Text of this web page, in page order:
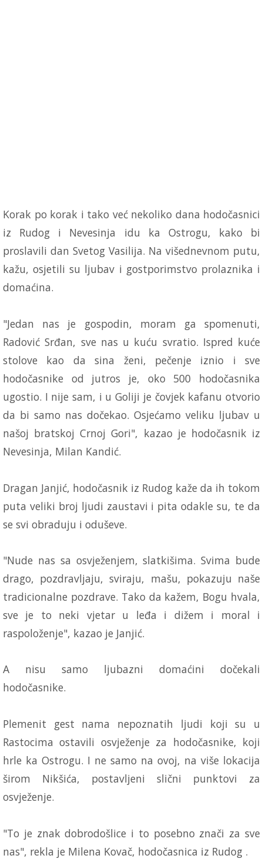
Korak po korak i tako već nekoliko dana hodočasnici
iz Rudog i Nevesinja idu ka Ostrogu, kako bi
proslavili dan Svetog Vasilija. Na višednevnom putu,
kažu, osjetili su ljubav i gostporimstvo prolaznika i
domaćina.
"Jedan nas je gospodin, moram ga spomenuti,
Radović Srđan, sve nas u kuću svratio. Ispred kuće
stolove kao da sina ženi, pečenje iznio i sve
hodočasnike od jutros je, oko 500 hodočasnika
ugostio. I nije sam, i u Goliji je čovjek kafanu otvorio
da bi samo nas dočekao. Osjećamo veliku ljubav u
našoj bratskoj Crnoj Gori", kazao je hodočasnik iz
Nevesinja, Milan Kandić.
Dragan Janjić, hodočasnik iz Rudog kaže da ih tokom
puta veliki broj ljudi zaustavi i pita odakle su, te da
se svi obraduju i oduševe.
"Nude nas sa osvježenjem, slatkišima. Svima bude
drago, pozdravljaju, sviraju, mašu, pokazuju naše
tradicionalne pozdrave. Tako da kažem, Bogu hvala,
sve je to neki vjetar u leđa i dižem i moral i
raspoloženje", kazao je Janjić.
A nisu samo ljubazni domaćini dočekali
hodočasnike.
Plemenit gest nama nepoznatih ljudi koji su u
Rastocima ostavili osvježenje za hodočasnike, koji
hrle ka Ostrogu. I ne samo na ovoj, na više lokacija
širom Nikšića, postavljeni slični punktovi za
osvježenje.
"To je znak dobrodošlice i to posebno znači za sve
nas", rekla je Milena Kovač, hodočasnica iz Rudog .